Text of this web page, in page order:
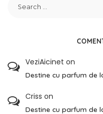
VeziAicinet on
Destine cu parfum de
Criss on
Destine cu parfum de